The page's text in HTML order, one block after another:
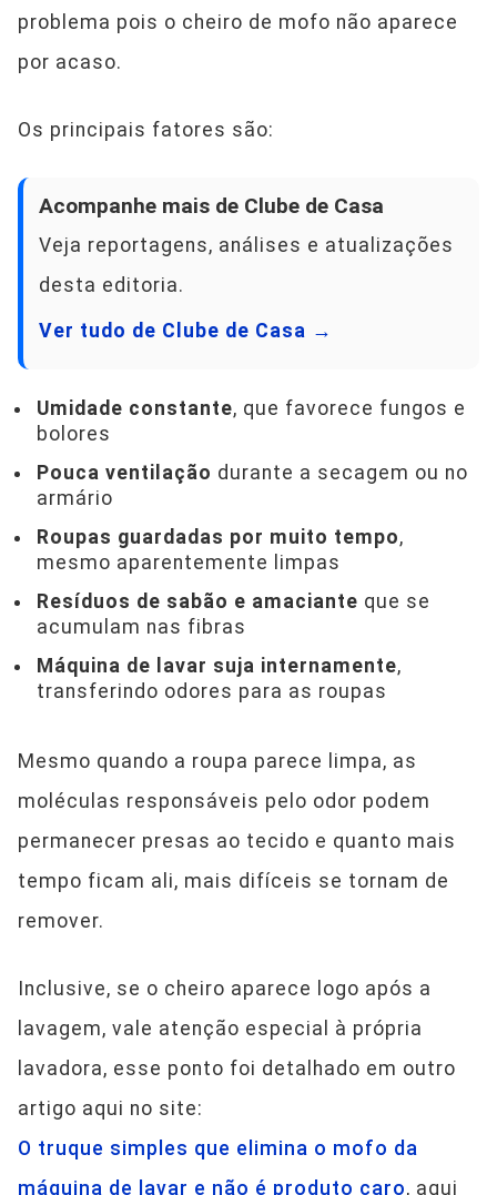
problema pois o cheiro de mofo não aparece
por acaso.
Os principais fatores são:
Acompanhe mais de Clube de Casa
Veja reportagens, análises e atualizações
desta editoria.
Ver tudo de Clube de Casa →
Umidade constante, que favorece fungos e
bolores
Pouca ventilação durante a secagem ou no
armário
Roupas guardadas por muito tempo,
mesmo aparentemente limpas
Resíduos de sabão e amaciante que se
acumulam nas fibras
Máquina de lavar suja internamente,
transferindo odores para as roupas
Mesmo quando a roupa parece limpa, as
moléculas responsáveis pelo odor podem
permanecer presas ao tecido e quanto mais
tempo ficam ali, mais difíceis se tornam de
remover.
Inclusive, se o cheiro aparece logo após a
lavagem, vale atenção especial à própria
lavadora, esse ponto foi detalhado em outro
artigo aqui no site:
O truque simples que elimina o mofo da
máquina de lavar e não é produto caro, aqui